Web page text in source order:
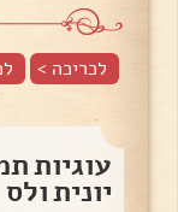
לכריכה >
עוגיות
יונית ולס